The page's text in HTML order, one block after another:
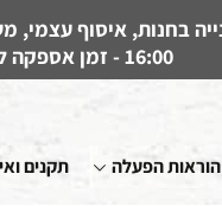
16:00 - זמן אספקה למוצרים - עד 7 ימי עסקים מיום קבלת ההזמנה
הוראות הפעלה תקנים